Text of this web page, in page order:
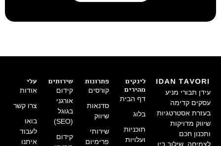
עידן תבורי מניע
עסקים קדימה
בעזרת אסטרטגיות
שיווק מדויקות
ותכנון חכם
לצמיחה. שילוב בין
לינקים
מהירים
דף הבית
בלוג
תוכניות
ועלויות
פתרונות
קורסים
סדנאות
שיווק
שירותי
פרימיום
שירותים
קידום
אורגני
בגוגל
(SEO)
קידום
עלי
אודות
צרו קשר
בואו
לעבוד
איתנו